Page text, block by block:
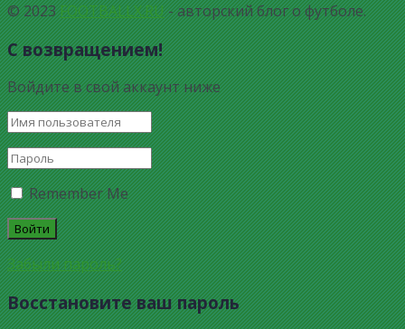
© 2023FOOTBALLX.RU- авторский блог о футболе.
С возвращением!
Войдите в свой аккаунт ниже
Remember Me
Забыли пароль?
Восстановите ваш пароль